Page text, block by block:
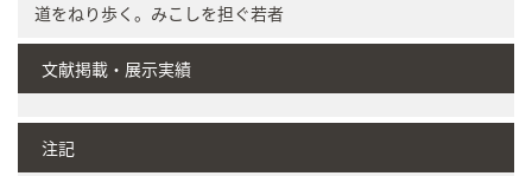
道をねり歩く。みこしを担ぐ若者
文献掲載・展示実績
注記